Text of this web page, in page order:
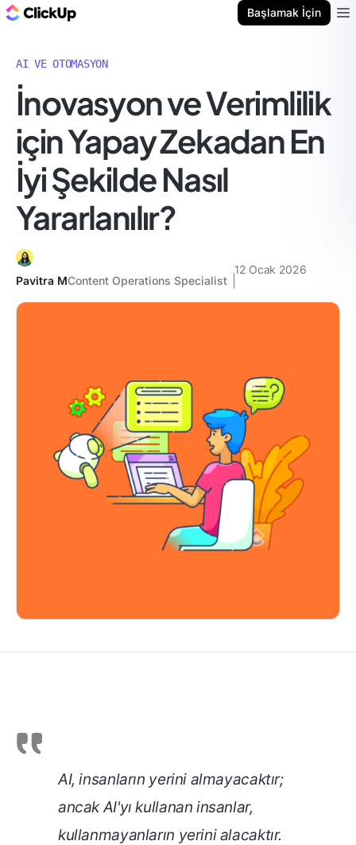
Başlamak İçin
AI VE OTOMASYON
İnovasyon ve Verimlilik
için Yapay Zekadan En
İyi Şekilde Nasıl
Yararlanılır?
Pavitra MContent Operations Specialist
12 Ocak 2026
AI, insanların yerini almayacaktır;
ancak AI'yı kullanan insanlar,
kullanmayanların yerini alacaktır.